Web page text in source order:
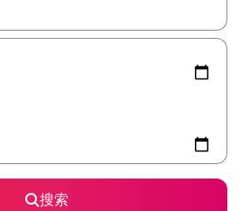
上下方向键查看，或通过点击或滑动手势
搜索